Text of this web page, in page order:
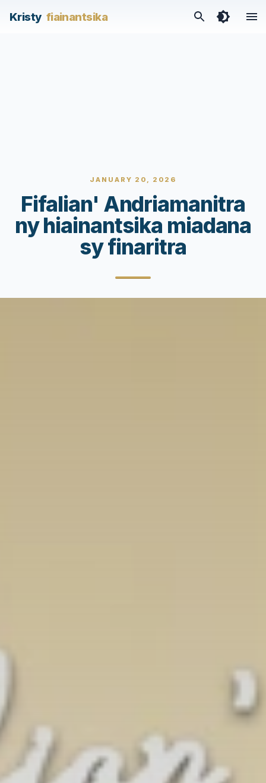
Kristy fiainantsika
JANUARY 20, 2026
Fifalian' Andriamanitra
ny hiainantsika miadana
sy finaritra